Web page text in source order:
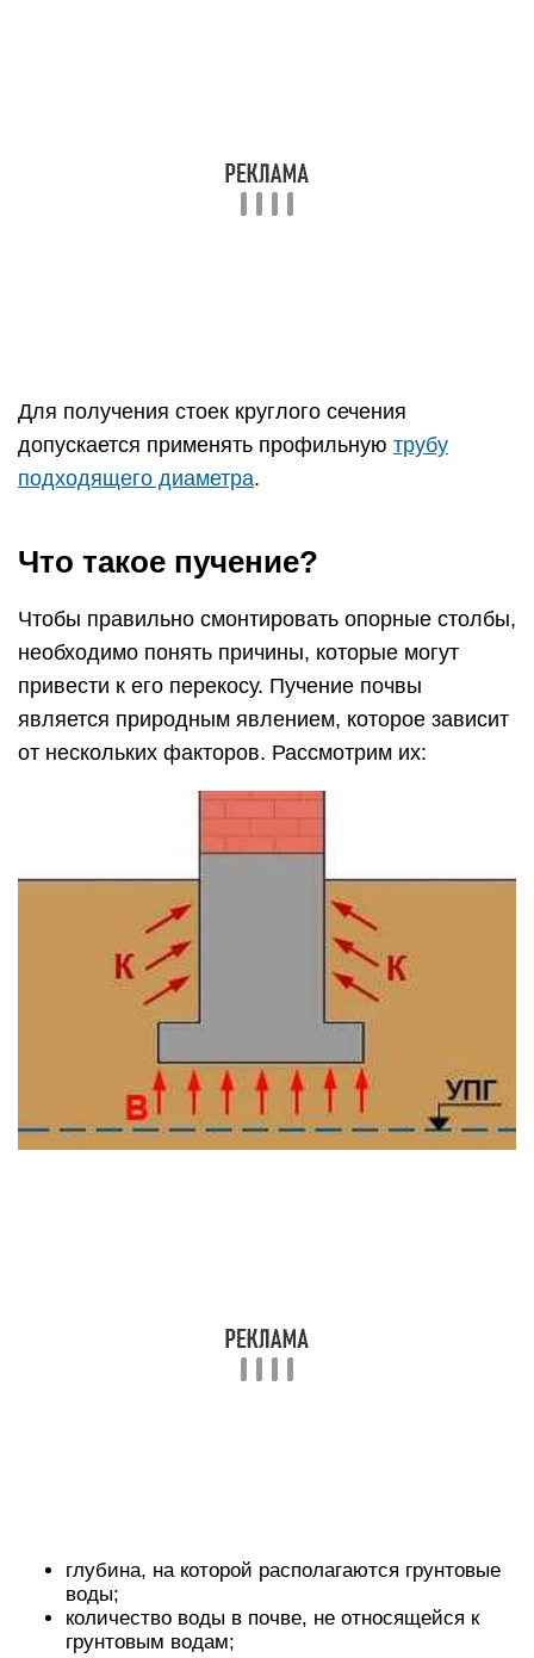
Для получения стоек круглого сечения
допускается применять профильную трубу
подходящего диаметра.
Что такое пучение?
Чтобы правильно смонтировать опорные столбы,
необходимо понять причины, которые могут
привести к его перекосу. Пучение почвы
является природным явлением, которое зависит
от нескольких факторов. Рассмотрим их:
глубина, на которой располагаются грунтовые
воды;
количество воды в почве, не относящейся к
грунтовым водам;